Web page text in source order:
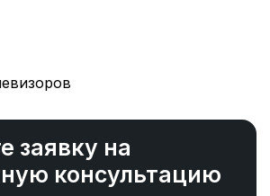
заявку на
консультацию